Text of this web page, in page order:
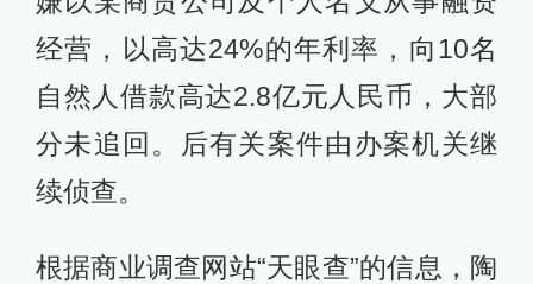
经营，以高达24%的年利率，向10名
自然人借款高达2.8亿元人民币，大部
分未追回。后有关案件由办案机关继
续侦查。
根据商业调查网站“天眼查”的信息，陶